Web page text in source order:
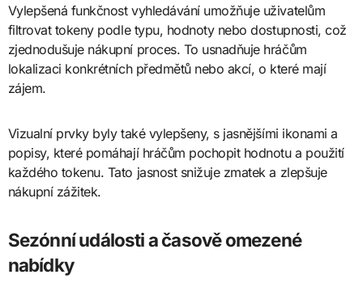
Vylepšená funkčnost vyhledávání umožňuje uživatelům
filtrovat tokeny podle typu, hodnoty nebo dostupnosti, což
zjednodušuje nákupní proces. To usnadňuje hráčům
lokalizaci konkrétních předmětů nebo akcí, o které mají
zájem.
Vizualní prvky byly také vylepšeny, s jasnějšími ikonami a
popisy, které pomáhají hráčům pochopit hodnotu a použití
každého tokenu. Tato jasnost snižuje zmatek a zlepšuje
nákupní zážitek.
Sezónní události a časově omezené
nabídky